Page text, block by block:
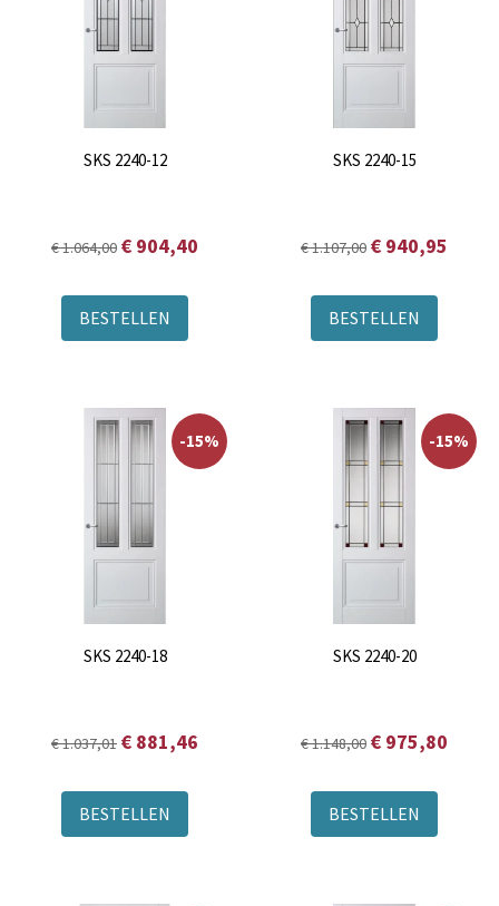
SKS 2240-12
€ 1.064,00 € 904,40
BESTELLEN
SKS 2240-15
€ 1.107,00 € 940,95
BESTELLEN
-15%
SKS 2240-18
€ 1.037,01 € 881,46
BESTELLEN
-15%
SKS 2240-20
€ 1.148,00 € 975,80
BESTELLEN